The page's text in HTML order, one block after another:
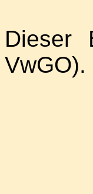
Dieser
VwGO).